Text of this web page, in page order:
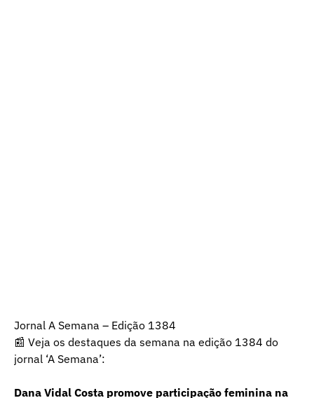
Jornal A Semana – Edição 1384
📰 Veja os destaques da semana na edição 1384 do
jornal ‘A Semana’:
Dana Vidal Costa promove participação feminina na